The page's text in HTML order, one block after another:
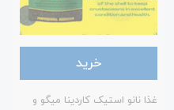
خرید
غذا نانو استیک کاردینا میگو و